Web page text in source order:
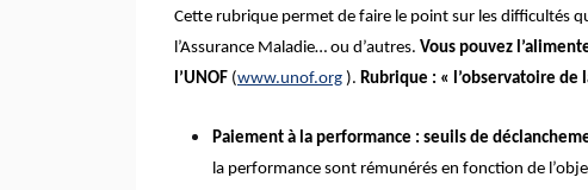
Cette rubrique permet de faire le point sur les difficultés
l’Assurance Maladie… ou d’autres. Vous pouvez
l’UNOF (www.unof.org ). Rubrique : « l’observatoire de
Paiement à la performance : seuils de
la performance sont rémunérés en fonction de